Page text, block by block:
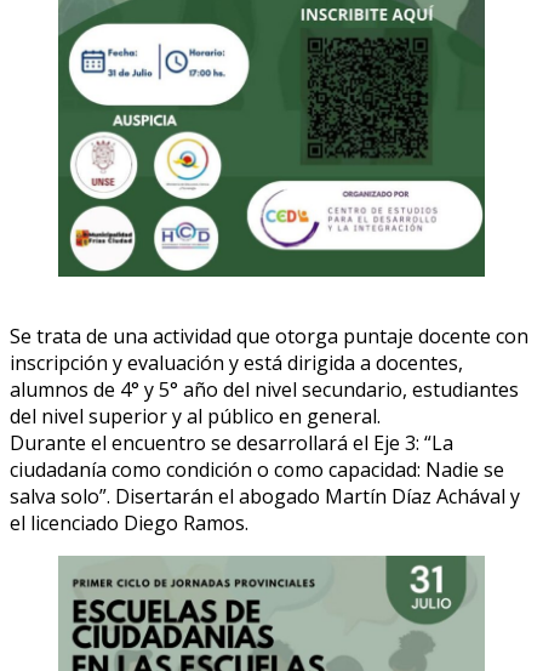
Se trata de una actividad que otorga puntaje docente con
inscripción y evaluación y está dirigida a docentes,
alumnos de 4° y 5° año del nivel secundario, estudiantes
del nivel superior y al público en general.
Durante el encuentro se desarrollará el Eje 3: “La
ciudadanía como condición o como capacidad: Nadie se
salva solo”. Disertarán el abogado Martín Díaz Achával y
el licenciado Diego Ramos.